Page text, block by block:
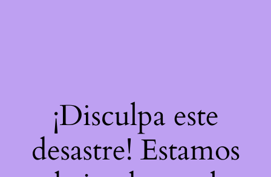
¡Disculpa este
desastre! Estamos